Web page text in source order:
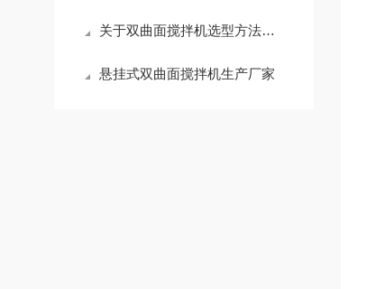
关于双曲面搅拌机选型方法讲解
悬挂式双曲面搅拌机生产厂家